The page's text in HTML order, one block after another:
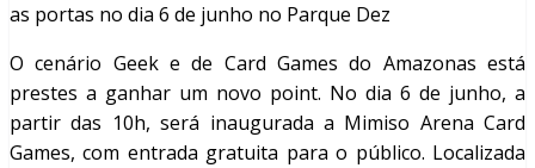
as portas no dia 6 de junho no Parque Dez
O cenário Geek e de Card Games do Amazonas está
prestes a ganhar um novo point. No dia 6 de junho, a
partir das 10h, será inaugurada a Mimiso Arena Card
Games, com entrada gratuita para o público. Localizada